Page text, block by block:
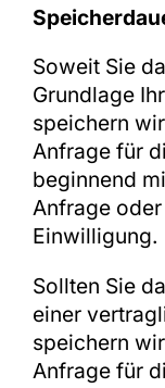
Soweit Sie
Grundlage
speichern
Anfrage für
beginnend
Anfrage
Einwilligung.
Sollten Sie
einer
speichern
Anfrage für